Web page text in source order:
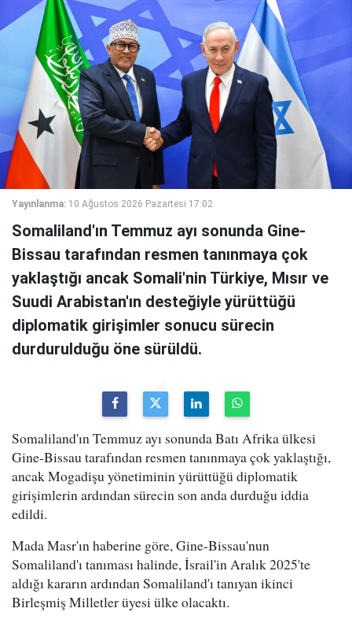
Yayınlanma: 10 Ağustos 2026 Pazartesi 17:02
Somaliland'ın Temmuz ayı sonunda Gine-
Bissau tarafından resmen tanınmaya çok
yaklaştığı ancak Somali'nin Türkiye, Mısır ve
Suudi Arabistan'ın desteğiyle yürüttüğü
diplomatik girişimler sonucu sürecin
durdurulduğu öne sürüldü.
Somaliland'ın Temmuz ayı sonunda Batı Afrika ülkesi
Gine-Bissau tarafından resmen tanınmaya çok yaklaştığı,
ancak Mogadişu yönetiminin yürüttüğü diplomatik
girişimlerin ardından sürecin son anda durduğu iddia
edildi.
Mada Masr'ın haberine göre, Gine-Bissau'nun
Somaliland'ı tanıması halinde, İsrail'in Aralık 2025'te
aldığı kararın ardından Somaliland'ı tanıyan ikinci
Birleşmiş Milletler üyesi ülke olacaktı.